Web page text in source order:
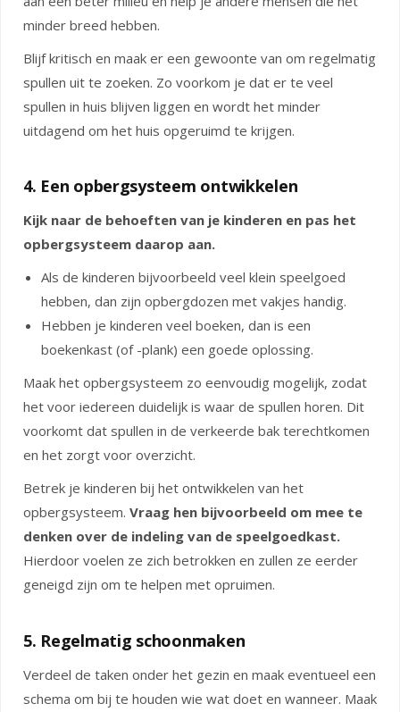
minder breed hebben.
Blijf kritisch en maak er een gewoonte van om regelmatig
spullen uit te zoeken. Zo voorkom je dat er te veel
spullen in huis blijven liggen en wordt het minder
uitdagend om het huis opgeruimd te krijgen.
4. Een opbergsysteem ontwikkelen
Kijk naar de behoeften van je kinderen en pas het
opbergsysteem daarop aan.
Als de kinderen bijvoorbeeld veel klein speelgoed
hebben, dan zijn opbergdozen met vakjes handig.
Hebben je kinderen veel boeken, dan is een
boekenkast (of -plank) een goede oplossing.
Maak het opbergsysteem zo eenvoudig mogelijk, zodat
het voor iedereen duidelijk is waar de spullen horen. Dit
voorkomt dat spullen in de verkeerde bak terechtkomen
en het zorgt voor overzicht.
Betrek je kinderen bij het ontwikkelen van het
opbergsysteem. Vraag hen bijvoorbeeld om mee te
denken over de indeling van de speelgoedkast.
Hierdoor voelen ze zich betrokken en zullen ze eerder
geneigd zijn om te helpen met opruimen.
5. Regelmatig schoonmaken
Verdeel de taken onder het gezin en maak eventueel een
schema om bij te houden wie wat doet en wanneer. Maak